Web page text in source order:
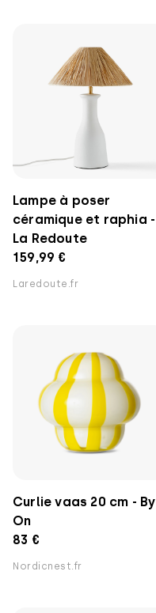
Lampe à poser
céramique et raphia -
La Redoute
159,99 €
Laredoute.fr
Curlie vaas 20 cm - By
On
83 €
Nordicnest.fr